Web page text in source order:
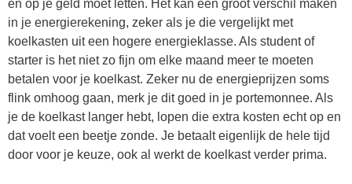
en op je geld moet letten. Het kan een groot verschil maken
in je energierekening, zeker als je die vergelijkt met
koelkasten uit een hogere energieklasse. Als student of
starter is het niet zo fijn om elke maand meer te moeten
betalen voor je koelkast. Zeker nu de energieprijzen soms
flink omhoog gaan, merk je dit goed in je portemonnee. Als
je de koelkast langer hebt, lopen die extra kosten echt op en
dat voelt een beetje zonde. Je betaalt eigenlijk de hele tijd
door voor je keuze, ook al werkt de koelkast verder prima.